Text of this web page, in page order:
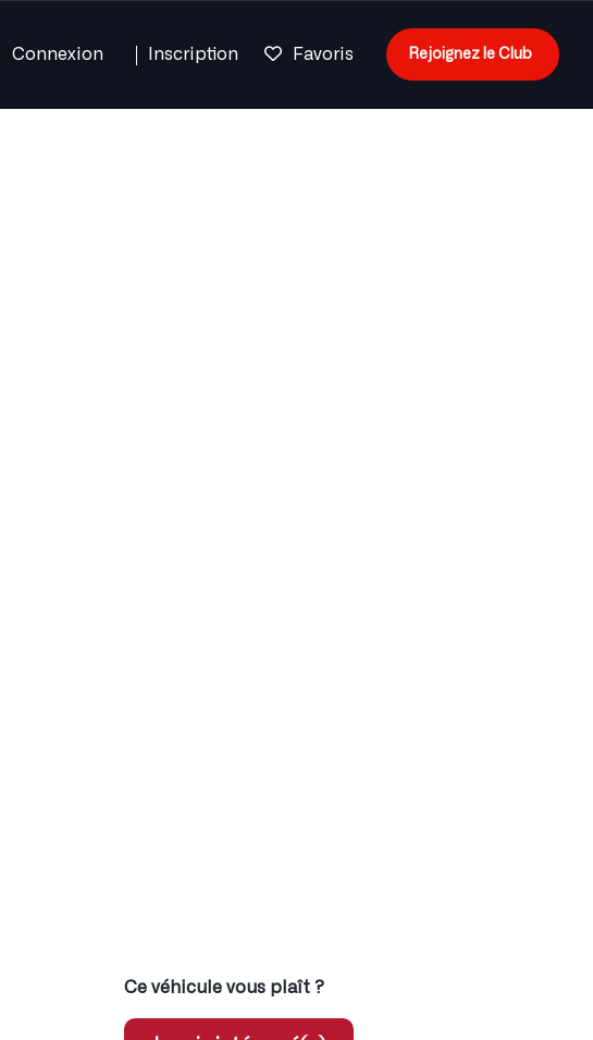
Connexion Inscription Favoris Rejoignez le Club
Ce véhicule vous plaît ?